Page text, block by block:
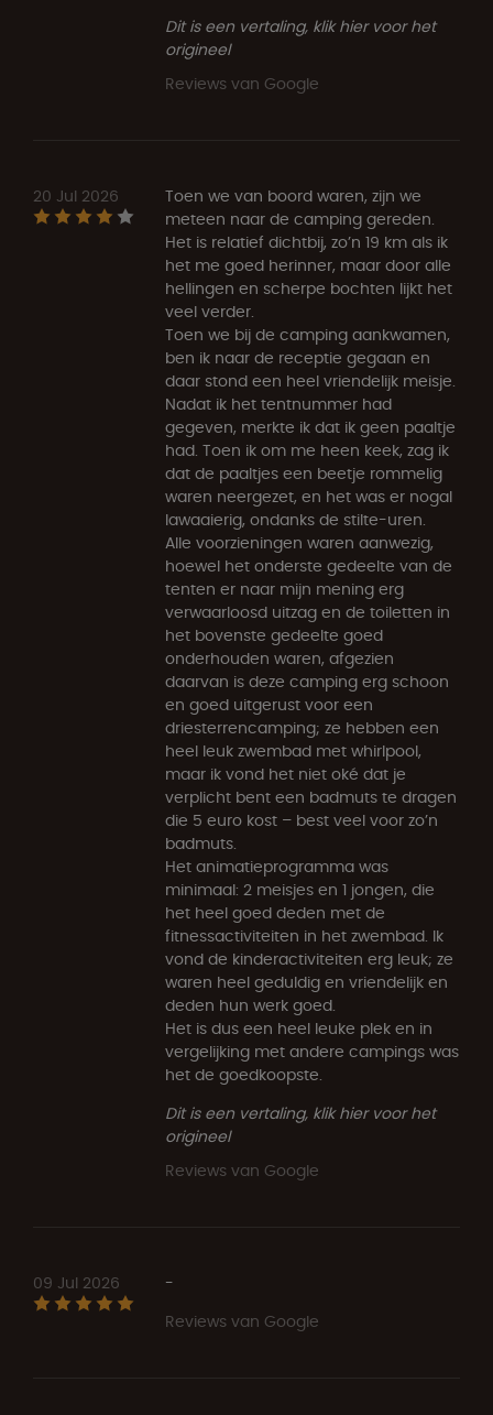
Dit is een vertaling, klik hier voor het
origineel
Reviews van Google
20 Jul 2026
Toen we van boord waren, zijn we
meteen naar de camping gereden.
Het is relatief dichtbij, zo’n 19 km als ik
het me goed herinner, maar door alle
hellingen en scherpe bochten lijkt het
veel verder.
Toen we bij de camping aankwamen,
ben ik naar de receptie gegaan en
daar stond een heel vriendelijk meisje.
Nadat ik het tentnummer had
gegeven, merkte ik dat ik geen paaltje
had. Toen ik om me heen keek, zag ik
dat de paaltjes een beetje rommelig
waren neergezet, en het was er nogal
lawaaierig, ondanks de stilte-uren.
Alle voorzieningen waren aanwezig,
hoewel het onderste gedeelte van de
tenten er naar mijn mening erg
verwaarloosd uitzag en de toiletten in
het bovenste gedeelte goed
onderhouden waren, afgezien
daarvan is deze camping erg schoon
en goed uitgerust voor een
driesterrencamping; ze hebben een
heel leuk zwembad met whirlpool,
maar ik vond het niet oké dat je
verplicht bent een badmuts te dragen
die 5 euro kost – best veel voor zo’n
badmuts.
Het animatieprogramma was
minimaal: 2 meisjes en 1 jongen, die
het heel goed deden met de
fitnessactiviteiten in het zwembad. Ik
vond de kinderactiviteiten erg leuk; ze
waren heel geduldig en vriendelijk en
deden hun werk goed.
Het is dus een heel leuke plek en in
vergelijking met andere campings was
het de goedkoopste.
Dit is een vertaling, klik hier voor het
origineel
Reviews van Google
09 Jul 2026
-
Reviews van Google